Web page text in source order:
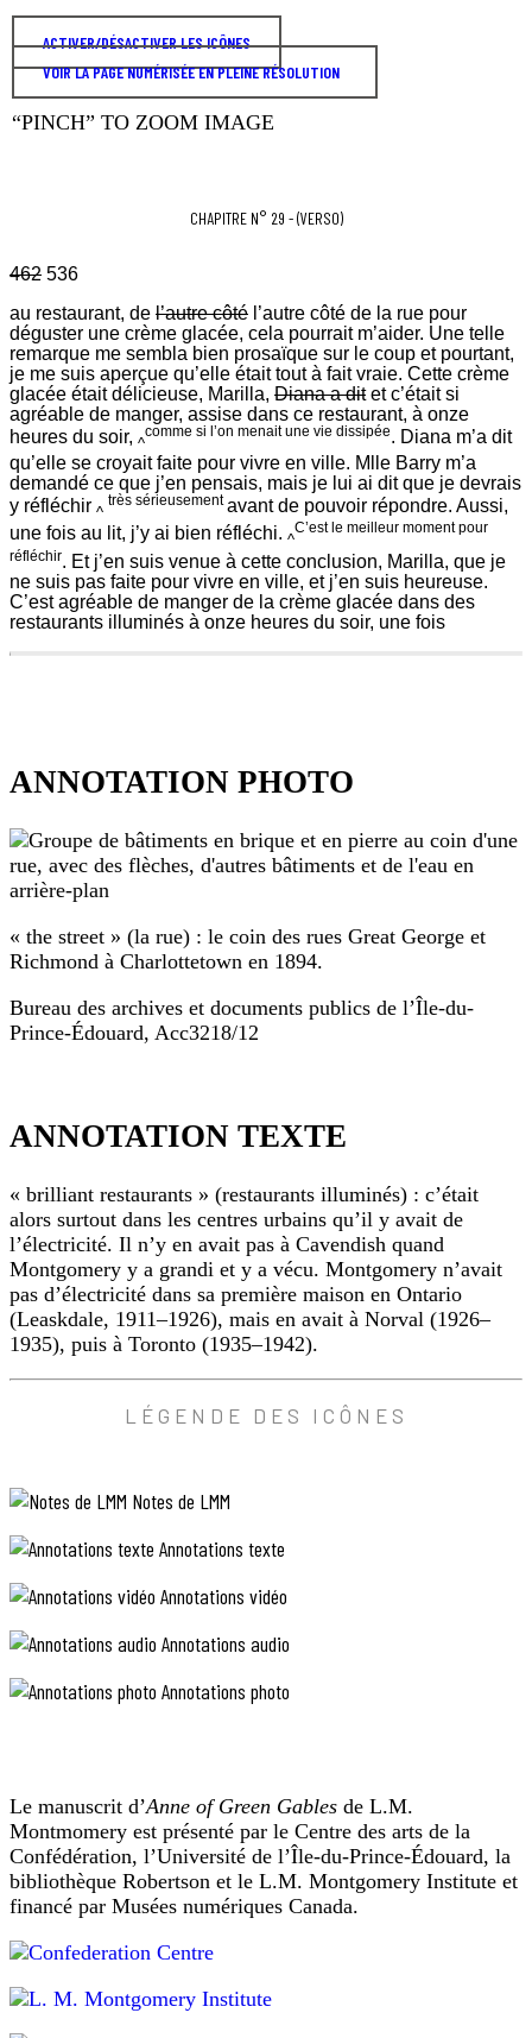
ACTIVER/DÉSACTIVER LES ICÔNES
VOIR LA PAGE NUMÉRISÉE EN PLEINE RÉSOLUTION
“PINCH” TO ZOOM IMAGE
CHAPITRE N° 29 - (VERSO)
462 536
au restaurant, de l’autre côté l’autre côté de la rue pour
déguster une crème glacée, cela pourrait m’aider. Une telle
remarque me sembla bien prosaïque sur le coup et pourtant,
je me suis aperçue qu’elle était tout à fait vraie. Cette crème
glacée était délicieuse, Marilla, Diana a ditet c’était si
agréable de manger, assise dans ce restaurant, à onze
heures du soir, ^
comme si l’on menait une vie dissipée. Diana m’a dit
qu’elle se croyait faite pour vivre en ville. Mlle Barry m’a
demandé ce que j’en pensais, mais je lui ai dit que je devrais
y réfléchir ^
très sérieusementavant de pouvoir répondre. Aussi,
une fois au lit, j’y ai bien réfléchi. ^
C’est le meilleur moment pour
réfléchir. Et j’en suis venue à cette conclusion, Marilla, que je
ne suis pas faite pour vivre en ville, et j’en suis heureuse.
C’est agréable de manger de la crème glacée dans des
restaurants illuminés à onze heures du soir, une fois
de
l’autre
l’autre
côté
la
pour
déguster
crème
glacée,
cela
telle
remarque
sembla
bien
prosaïque
sur
le
et
pourtant,
je
suis
à
fait
Cette
glacée
était
délicieuse,
Marilla,
a
de
manger,
assise
dans
ce
restaurant,
onze
du
soir,
(commencer
ANNOTATION PHOTO
« the street » (la rue) : le coin des rues Great George et
Richmond à Charlottetown en 1894.
Bureau des archives et documents publics de l’Île-du-
Prince-Édouard, Acc3218/12
PHOTO
the
»
coin
des
rues
Great
George
et
Richmond
à
ANNOTATION TEXTE
« brilliant restaurants » (restaurants illuminés) : c’était
alors surtout dans les centres urbains qu’il y avait de
l’électricité. Il n’y en avait pas à Cavendish quand
Montgomery y a grandi et y a vécu. Montgomery n’avait
pas d’électricité dans sa première maison en Ontario
(Leaskdale, 1911–1926), mais en avait à Norval (1926–
1935), puis à Toronto (1935–1942).
ANNOTATION
brilliant
restaurants
»
(restaurants
illuminés)
:
c’était
alors
surtout
urbains
qu’il
y
avait
de
Il
en
avait
LÉGENDE DES ICÔNES
Notes de LMM
Annotations texte
Annotations vidéo
Annotations audio
Annotations photo
Le manuscrit d’Anne of Green Gables de L.M.
Montmomery est présenté par le Centre des arts de la
Confédération, l’Université de l’Île-du-Prince-Édouard, la
bibliothèque Robertson et le L.M. Montgomery Institute et
financé par Musées numériques Canada.